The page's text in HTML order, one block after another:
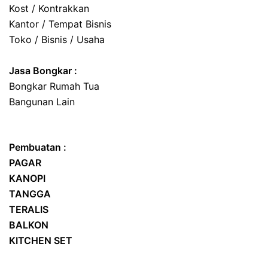
Kost / Kontrakkan
Kantor / Tempat Bisnis
Toko / Bisnis / Usaha
Jasa Bongkar :
Bongkar Rumah Tua
Bangunan Lain
Pembuatan :
PAGAR
KANOPI
TANGGA
TERALIS
BALKON
KITCHEN SET